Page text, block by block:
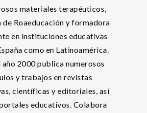
materiales terapéuticos,
de Roaeducación y formadora
en instituciones educativas
como en Latinoamérica.
año 2000 publica numerosos
y trabajos en revistas
científicas y editoriales, así
educativos. Colabora